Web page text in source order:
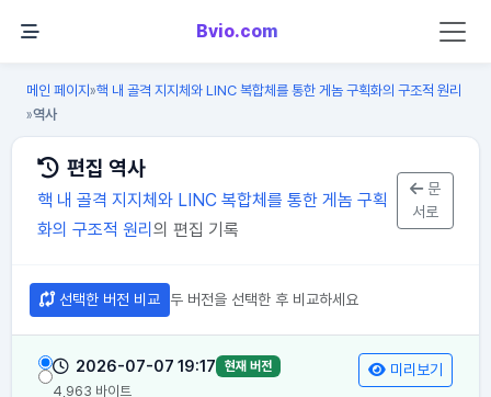
Bvio.com
메인 페이지»핵 내 골격 지지체와 LINC 복합체를 통한 게놈 구획화의 구조적 원리
»역사
편집 역사
핵 내 골격 지지체와 LINC 복합체를 통한 게놈 구획
화의 구조적 원리 의 편집 기록
문
서로
선택한 버전 비교 두 버전을 선택한 후 비교하세요
2026-07-07 19:17 현재 버전
4,963 바이트
미리보기